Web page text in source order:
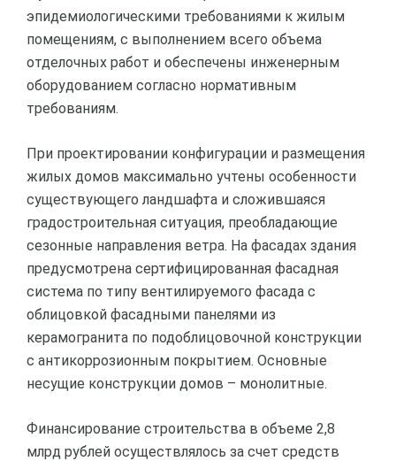
эпидемиологическими требованиями к жилым
помещениям, с выполнением всего объема
отделочных работ и обеспечены инженерным
оборудованием согласно нормативным
требованиям.
При проектировании конфигурации и размещения
жилых домов максимально учтены особенности
существующего ландшафта и сложившаяся
градостроительная ситуация, преобладающие
сезонные направления ветра. На фасадах здания
предусмотрена сертифицированная фасадная
система по типу вентилируемого фасада с
облицовкой фасадными панелями из
керамогранита по подоблицовочной конструкции
с антикоррозионным покрытием. Основные
несущие конструкции домов – монолитные.
Финансирование строительства в объеме 2,8
млрд рублей осуществлялось за счет средств